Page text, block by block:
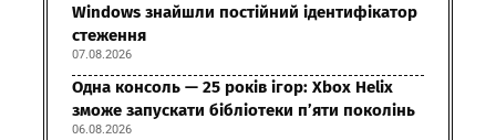
Windows знайшли постійний ідентифікатор
стеження
07.08.2026
Одна консоль — 25 років ігор: Xbox Helix
зможе запускати бібліотеки п’яти поколінь
06.08.2026